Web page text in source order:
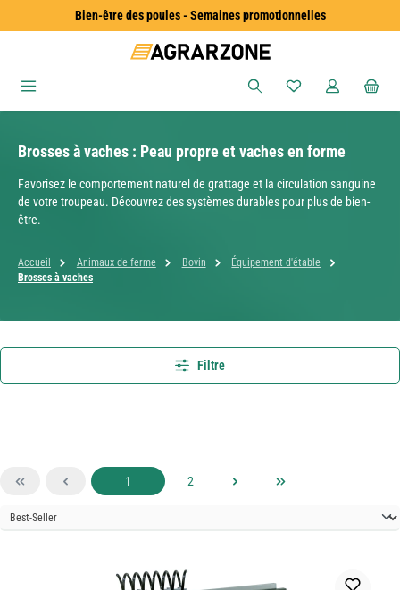
Passer au contenu principalBien-être des poules - Semaines promotionnelles
Vous avez 0
Brosses à vaches : Peau propre et vaches en forme
Favorisez le comportement naturel de grattage et la circulation sanguine
de votre troupeau. Découvrez des systèmes durables pour plus de bien-
être.
Accueil Animaux de ferme Bovin
Équipement d'étable
Brosses à vaches
Filtre
Page
1 Page
2